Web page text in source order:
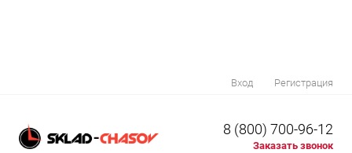
Вход Регистрация
8 (800) 700-96-12
Заказать звонок